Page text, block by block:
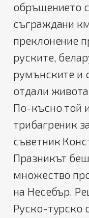
обръщението
съграждани
преклонение
руските,
румънските и
отдали
По-късно той
трибагреник
съветник
Празникът
множество
на Несебър.
Руско-турско